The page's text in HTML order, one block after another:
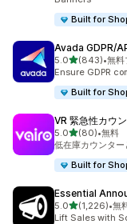
Built for
Avada GDPR/
5.05つ星中
(843)
合計レビュー数
•無料
Ensure GDPR
Built for
VR 緊急性カウ
5.05つ星中
(80)
合計レビュー数：
•無料
低在庫カウンタ
Built for
Essential
5.05つ星中
(1,226)
合計レビュー数
•無
Lift Sales with